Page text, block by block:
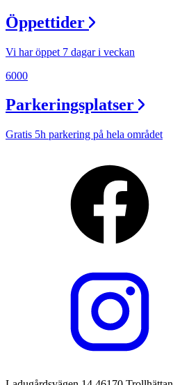
Öppettider
Vi har öppet 7 dagar i veckan
6000
Parkeringsplatser
Gratis 5h parkering på hela området